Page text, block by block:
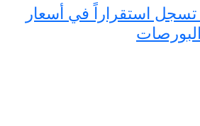
تسجل استقراراً في أسعار